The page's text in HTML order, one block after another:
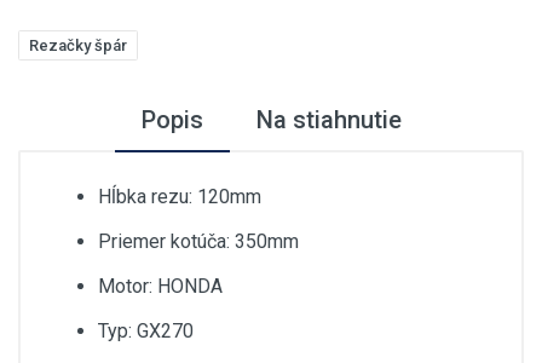
Rezačky špár
Popis Na stiahnutie
Hĺbka rezu: 120mm
Priemer kotúča: 350mm
Motor: HONDA
Typ: GX270